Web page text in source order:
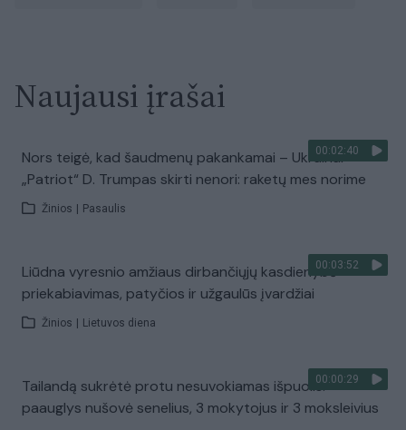
Naujausi įrašai
00:02:40
Nors teigė, kad šaudmenų pakankamai – Ukrainai
„Patriot“ D. Trumpas skirti nenori: raketų mes norime
Žinios Pasaulis
00:03:52
Liūdna vyresnio amžiaus dirbančiųjų kasdienybė –
priekabiavimas, patyčios ir užgaulūs įvardžiai
Žinios Lietuvos diena
00:00:29
Tailandą sukrėtė protu nesuvokiamas išpuolis:
paauglys nušovė senelius, 3 mokytojus ir 3 moksleivius